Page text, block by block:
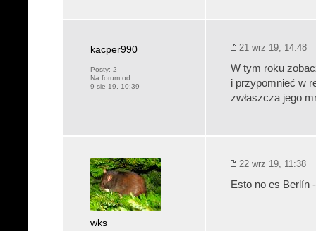
kacper990
Posty: 2
Na forum od:
9 sie 19, 10:39
21 wrz 19, 14:48
W tym roku
i przypomnieć w
zwłaszcza jego
wks
22 wrz 19, 11:38
Esto no es Berlín